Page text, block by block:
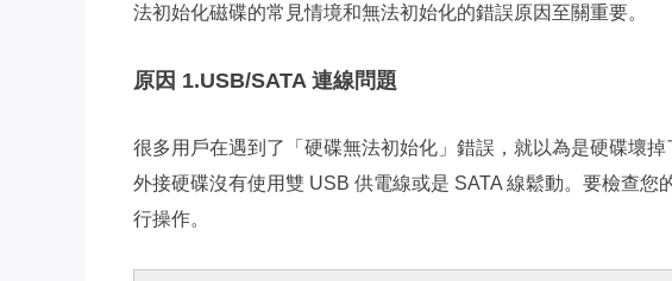
法初始化磁碟的常見情境和無法初始化的錯誤原因至關重要。
原因 1.USB/SATA 連線問題
很多用戶在遇到了「硬碟無法初始化」錯誤，就以為是硬碟壞
外接硬碟沒有使用雙 USB 供電線或是 SATA 線鬆動。要檢查
行操作。